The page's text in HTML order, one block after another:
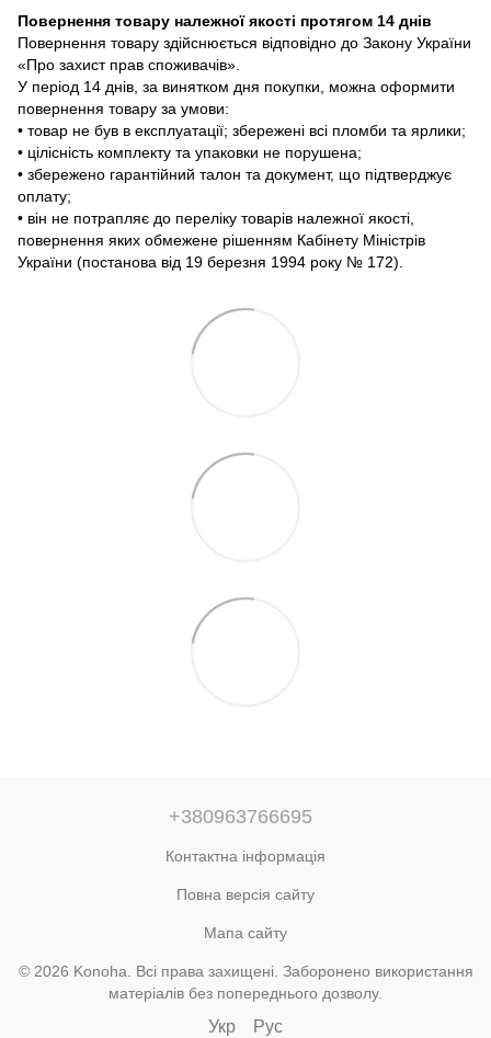
Повернення товару належної якості протягом 14 днів
Повернення товару здійснюється відповідно до Закону України
«Про захист прав споживачів».
У період 14 днів, за винятком дня покупки, можна оформити
повернення товару за умови:
• товар не був в експлуатації; збережені всі пломби та ярлики;
• цілісність комплекту та упаковки не порушена;
• збережено гарантійний талон та документ, що підтверджує
оплату;
• він не потрапляє до переліку товарів належної якості,
повернення яких обмежене рішенням Кабінету Міністрів
України (постанова від 19 березня 1994 року № 172).
+380963766695
Контактна інформація
Повна версія сайту
Мапа сайту
© 2026 Konoha. Всі права захищені. Заборонено використання
матеріалів без попереднього дозволу.
Укр Рус